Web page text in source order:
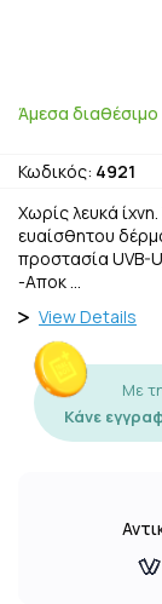
Κωδικός: 4921
Χωρίς λευκά
ευαίσθητου
προστασία UVB-
-Αποκ …
View Details
Άμεσα διαθέσιμο
Με
Κάνε